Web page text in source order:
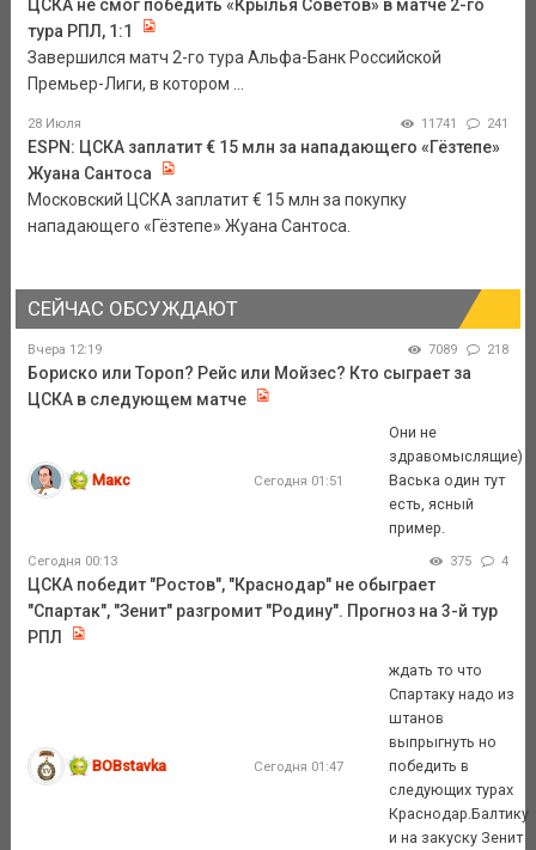
ЦСКА не смог победить «Крылья Советов» в матче 2-го
тура РПЛ, 1:1
Завершился матч 2-го тура Альфа-Банк Российской
Премьер-Лиги, в котором ...
28 Июля 11741 241
ESPN: ЦСКА заплатит € 15 млн за нападающего «Гёзтепе»
Жуана Сантоса
Московский ЦСКА заплатит € 15 млн за покупку
нападающего «Гёзтепе» Жуана Сантоса.
СЕЙЧАС ОБСУЖДАЮТ
Вчера 12:19 7089 218
Бориско или Тороп? Рейс или Мойзес? Кто сыграет за
ЦСКА в следующем матче
Макс Сегодня 01:51
Они не
здравомыслящие)
Васька один тут
есть, ясный
пример.
Сегодня 00:13 375 4
ЦСКА победит "Ростов", "Краснодар" не обыграет
"Спартак", "Зенит" разгромит "Родину". Прогноз на 3-й тур
РПЛ
BOBstavka Сегодня 01:47
ждать то что
Спартаку надо из
штанов
выпрыгнуть но
победить в
следующих турах
Краснодар.Балтику
и на закуску Зенит